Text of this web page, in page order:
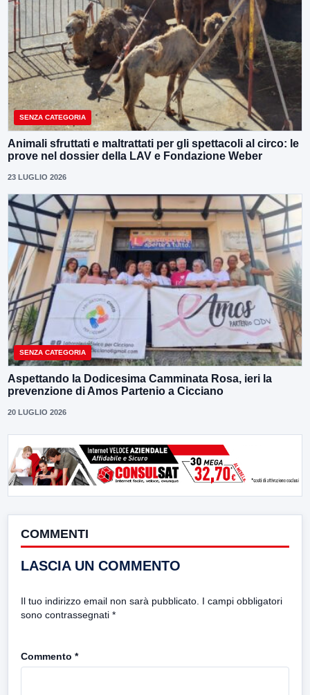
SENZA CATEGORIA
Animali sfruttati e maltrattati per gli spettacoli al circo: le
prove nel dossier della LAV e Fondazione Weber
23 LUGLIO 2026
SENZA CATEGORIA
Aspettando la Dodicesima Camminata Rosa, ieri la
prevenzione di Amos Partenio a Cicciano
20 LUGLIO 2026
COMMENTI
LASCIA UN COMMENTO
Il tuo indirizzo email non sarà pubblicato. I campi obbligatori
sono contrassegnati *
Commento *